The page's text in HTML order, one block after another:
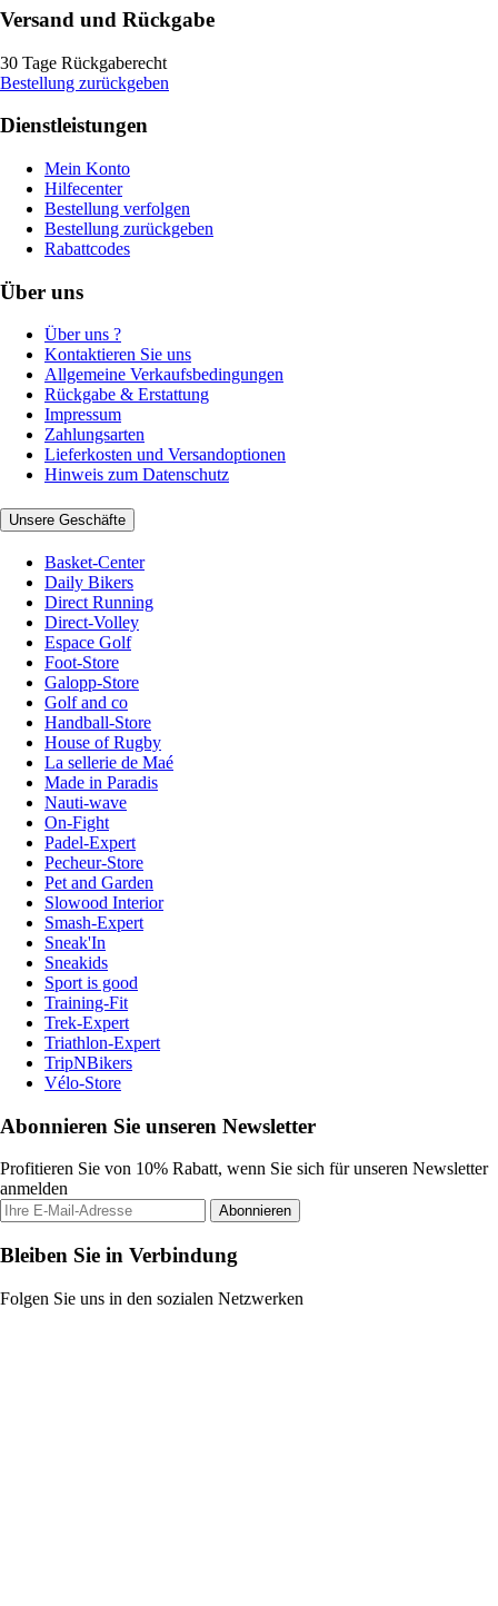
Versand und Rückgabe
30 Tage Rückgaberecht
Bestellung zurückgeben
Dienstleistungen
Mein Konto
Hilfecenter
Bestellung verfolgen
Bestellung zurückgeben
Rabattcodes
Über uns
Über uns ?
Kontaktieren Sie uns
Allgemeine Verkaufsbedingungen
Rückgabe & Erstattung
Impressum
Zahlungsarten
Lieferkosten und Versandoptionen
Hinweis zum Datenschutz
Unsere Geschäfte
Basket-Center
Daily Bikers
Direct Running
Direct-Volley
Espace Golf
Foot-Store
Galopp-Store
Golf and co
Handball-Store
House of Rugby
La sellerie de Maé
Made in Paradis
Nauti-wave
On-Fight
Padel-Expert
Pecheur-Store
Pet and Garden
Slowood Interior
Smash-Expert
Sneak'In
Sneakids
Sport is good
Training-Fit
Trek-Expert
Triathlon-Expert
TripNBikers
Vélo-Store
Abonnieren Sie unseren Newsletter
Profitieren Sie von 10% Rabatt, wenn Sie sich für unseren Newsletter
anmelden
Abonnieren
Bleiben Sie in Verbindung
Folgen Sie uns in den sozialen Netzwerken